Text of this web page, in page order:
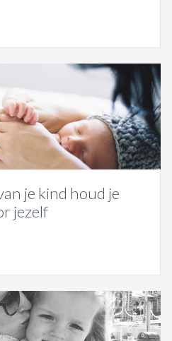
je kind houd je
jezelf